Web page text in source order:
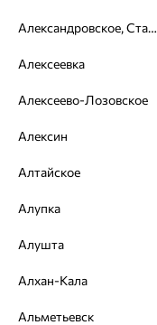
Серьги, золото,
49 126
Александровское, Ставропольский край
Алексеевка
Алексеево-Лозовское
Алексин
Алтайское
Алупка
Алушта
Алхан-Кала
Альметьевск